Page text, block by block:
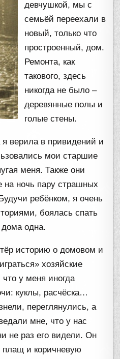
девчушкой, мы с
семьёй переехали в
новый, только что
простроенный, дом.
Ремонта, как
такового, здесь
никогда не было –
деревянные полы и
голые стены.
я верила в привидений и
мои старшие
меня. Также они
на ночь пару страшных
ребёнком, я очень
боялась спать
дома одна.
историю о домовом и
хозяйские
у меня иногда
куклы, расчёска…
переглянулись, а
мне, что у нас
не раз его видели. Он
и коричневую